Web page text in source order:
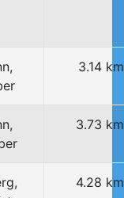
3.14 km
3.73 km
4.28 km